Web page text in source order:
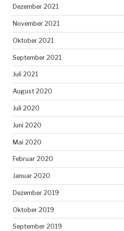
Dezember 2021
November 2021
Oktober 2021
September 2021
Juli 2021
August 2020
Juli 2020
Juni 2020
Mai 2020
Februar 2020
Januar 2020
Dezember 2019
Oktober 2019
September 2019